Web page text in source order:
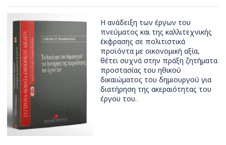
Η ανάδειξη των έργων του
πνεύματος και της καλλιτεχνικής
έκφρασης σε πολιτιστικά
προϊόντα με οικονομική αξία,
θέτει συχνά στην πράξη ζητήματα
προστασίας του ηθικού
δικαιώματος του δημιουργού για
διατήρηση της ακεραιότητας του
έργου του.